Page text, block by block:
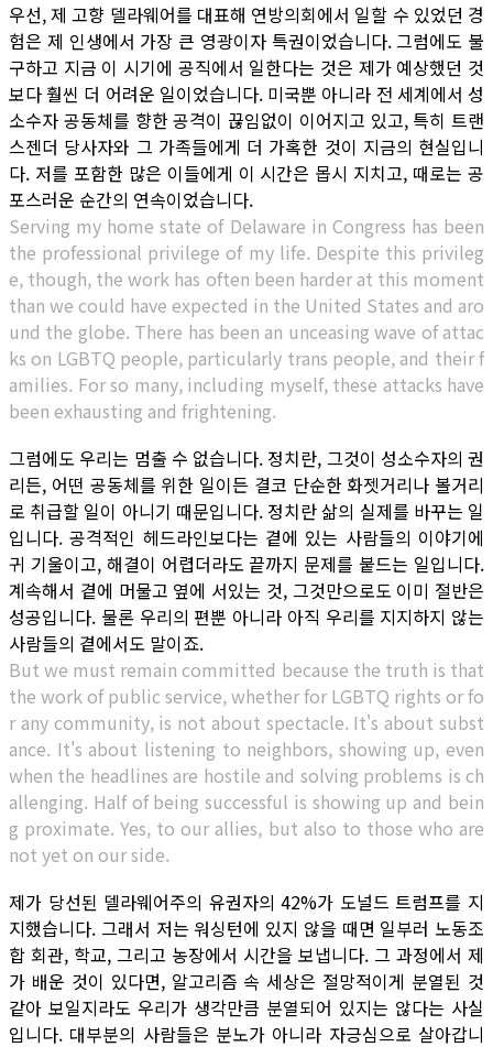
우선, 제 고향 델라웨어를 대표해 연방의회에서 일할 수 있었던 경
험은 제 인생에서 가장 큰 영광이자 특권이었습니다. 그럼에도 불
구하고 지금 이 시기에 공직에서 일한다는 것은 제가 예상했던 것
보다 훨씬 더 어려운 일이었습니다. 미국뿐 아니라 전 세계에서 성
소수자 공동체를 향한 공격이 끊임없이 이어지고 있고, 특히 트랜
스젠더 당사자와 그 가족들에게 더 가혹한 것이 지금의 현실입니
다. 저를 포함한 많은 이들에게 이 시간은 몹시 지치고, 때로는 공
포스러운 순간의 연속이었습니다.
Serving my home state of Delaware in Congress has been
the professional privilege of my life. Despite this privileg
e, though, the work has often been harder at this moment
than we could have expected in the United States and aro
und the globe. There has been an unceasing wave of attac
ks on LGBTQ people, particularly trans people, and their f
amilies. For so many, including myself, these attacks have
been exhausting and frightening.
그럼에도 우리는 멈출 수 없습니다. 정치란, 그것이 성소수자의 권
리든, 어떤 공동체를 위한 일이든 결코 단순한 화젯거리나 볼거리
로 취급할 일이 아니기 때문입니다. 정치란 삶의 실제를 바꾸는 일
입니다. 공격적인 헤드라인보다는 곁에 있는 사람들의 이야기에
귀 기울이고, 해결이 어렵더라도 끝까지 문제를 붙드는 일입니다.
계속해서 곁에 머물고 옆에 서있는 것, 그것만으로도 이미 절반은
성공입니다. 물론 우리의 편뿐 아니라 아직 우리를 지지하지 않는
사람들의 곁에서도 말이죠.
But we must remain committed because the truth is that
the work of public service, whether for LGBTQ rights or fo
r any community, is not about spectacle. It's about subst
ance. It's about listening to neighbors, showing up, even
when the headlines are hostile and solving problems is ch
allenging. Half of being successful is showing up and bein
g proximate. Yes, to our allies, but also to those who are
not yet on our side.
제가 당선된 델라웨어주의 유권자의 42%가 도널드 트럼프를 지
지했습니다. 그래서 저는 워싱턴에 있지 않을 때면 일부러 노동조
합 회관, 학교, 그리고 농장에서 시간을 보냅니다. 그 과정에서 제
가 배운 것이 있다면, 알고리즘 속 세상은 절망적이게 분열된 것
같아 보일지라도 우리가 생각만큼 분열되어 있지는 않다는 사실
입니다. 대부분의 사람들은 분노가 아니라 자긍심으로 살아갑니